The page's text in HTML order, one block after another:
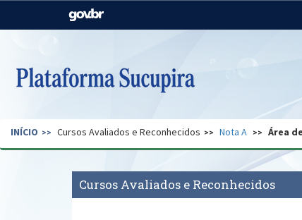
Casa Civil
Pecuária e Abastecimento
Secretaria de Governo Gabinete de Segurança
INÍCIO Cursos Avaliados e Reconhecidos Nota A Área
Cursos Avaliados e Reconhecidos